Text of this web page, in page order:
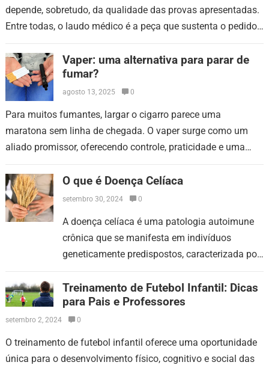
depende, sobretudo, da qualidade das provas apresentadas.
Entre todas, o laudo médico é a peça que sustenta o pedido.
Vaper: uma alternativa para parar de
fumar?
agosto 13, 2025 0
Para muitos fumantes, largar o cigarro parece uma
maratona sem linha de chegada. O vaper surge como um
aliado promissor, oferecendo controle, praticidade e uma
O que é Doença Celíaca
setembro 30, 2024 0
A doença celíaca é uma patologia autoimune
crônica que se manifesta em indivíduos
geneticamente predispostos, caracterizada por
proteína presente em cereais como o trigo,…
Treinamento de Futebol Infantil: Dicas
para Pais e Professores
setembro 2, 2024 0
O treinamento de futebol infantil oferece uma oportunidade
única para o desenvolvimento físico, cognitivo e social das